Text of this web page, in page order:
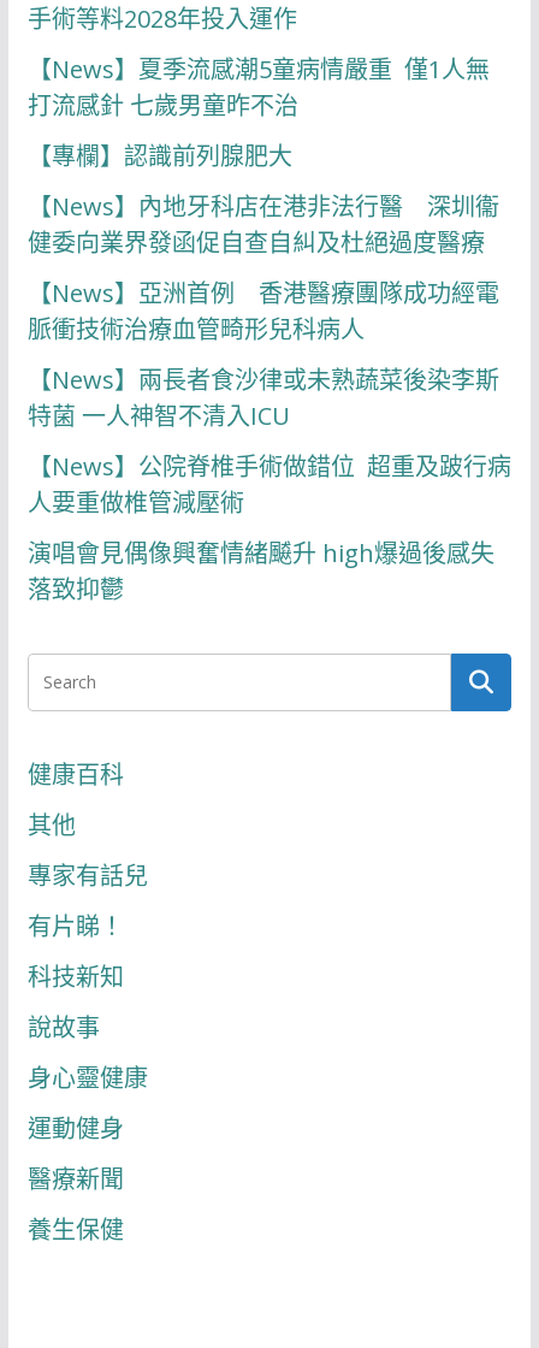
手術等料2028年投入運作
【News】夏季流感潮5童病情嚴重 僅1人無
打流感針 七歲男童昨不治
【專欄】認識前列腺肥大
【News】內地牙科店在港非法行醫 深圳衞
健委向業界發函促自查自糾及杜絕過度醫療
【News】亞洲首例 香港醫療團隊成功經電
脈衝技術治療血管畸形兒科病人
【News】兩長者食沙律或未熟蔬菜後染李斯
特菌 一人神智不清入ICU
【News】公院脊椎手術做錯位 超重及跛行病
人要重做椎管減壓術
演唱會見偶像興奮情緒飇升 high爆過後感失
落致抑鬱
健康百科
其他
專家有話兒
有片睇！
科技新知
說故事
身心靈健康
運動健身
醫療新聞
養生保健